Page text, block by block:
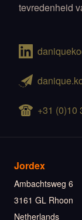
tevredenheid
+31 (0)10
Jordex
Ambachtsweg 6
3161 GL Rhoon
Netherlands